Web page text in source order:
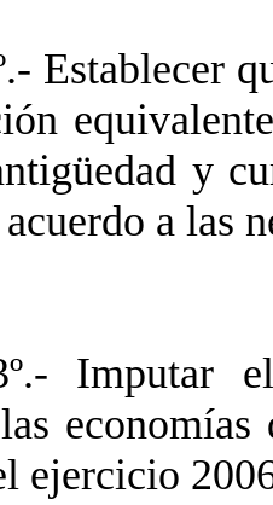
Establecer
y
a las
Imputar
ejercicio